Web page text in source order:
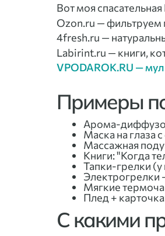
Вот моя
Ozon.ru — фильтруем
4fresh.ru —
Labirint.ru — книги,
VPODAROK.RU —
Примеры
Арома-
Маска на
Массажная
Книги: "Когда
Тапки-грелки
Электрогрелки
Мягкие
Плед +
С какими